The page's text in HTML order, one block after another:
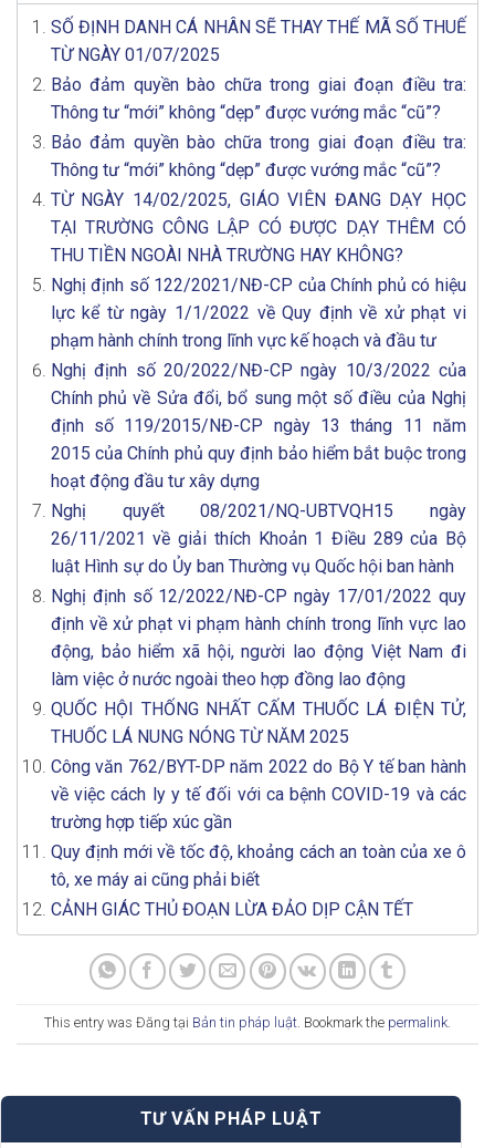
SỐ ĐỊNH DANH CÁ NHÂN SẼ THAY THẾ MÃ SỐ THUẾ
TỪ NGÀY 01/07/2025
Bảo đảm quyền bào chữa trong giai đoạn điều tra:
Thông tư “mới” không “dẹp” được vướng mắc “cũ”?
Bảo đảm quyền bào chữa trong giai đoạn điều tra:
Thông tư “mới” không “dẹp” được vướng mắc “cũ”?
TỪ NGÀY 14/02/2025, GIÁO VIÊN ĐANG DẠY HỌC
TẠI TRƯỜNG CÔNG LẬP CÓ ĐƯỢC DẠY THÊM CÓ
THU TIỀN NGOÀI NHÀ TRƯỜNG HAY KHÔNG?
Nghị định số 122/2021/NĐ-CP của Chính phủ có hiệu
lực kể từ ngày 1/1/2022 về Quy định về xử phạt vi
phạm hành chính trong lĩnh vực kế hoạch và đầu tư
Nghị định số 20/2022/NĐ-CP ngày 10/3/2022 của
Chính phủ về Sửa đổi, bổ sung một số điều của Nghị
định số 119/2015/NĐ-CP ngày 13 tháng 11 năm
2015 của Chính phủ quy định bảo hiểm bắt buộc trong
hoạt động đầu tư xây dựng
Nghị quyết 08/2021/NQ-UBTVQH15 ngày
26/11/2021 về giải thích Khoản 1 Điều 289 của Bộ
luật Hình sự do Ủy ban Thường vụ Quốc hội ban hành
Nghị định số 12/2022/NĐ-CP ngày 17/01/2022 quy
định về xử phạt vi phạm hành chính trong lĩnh vực lao
động, bảo hiểm xã hội, người lao động Việt Nam đi
làm việc ở nước ngoài theo hợp đồng lao động
QUỐC HỘI THỐNG NHẤT CẤM THUỐC LÁ ĐIỆN TỬ,
THUỐC LÁ NUNG NÓNG TỪ NĂM 2025
Công văn 762/BYT-DP năm 2022 do Bộ Y tế ban hành
về việc cách ly y tế đối với ca bệnh COVID-19 và các
trường hợp tiếp xúc gần
Quy định mới về tốc độ, khoảng cách an toàn của xe ô
tô, xe máy ai cũng phải biết
CẢNH GIÁC THỦ ĐOẠN LỪA ĐẢO DỊP CẬN TẾT
This entry was Đăng tại Bản tin pháp luật. Bookmark the permalink.
TƯ VẤN PHÁP LUẬT